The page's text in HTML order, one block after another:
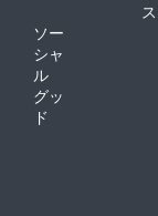
ス
ソー
シャ
ル
グッ
ド